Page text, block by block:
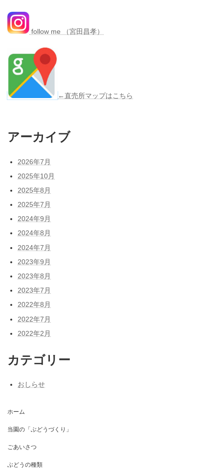
follow me （宮田昌孝）
←直売所マップはこちら
アーカイブ
2026年7月
2025年10月
2025年8月
2025年7月
2024年9月
2024年8月
2024年7月
2023年9月
2023年8月
2023年7月
2022年8月
2022年7月
2022年2月
カテゴリー
おしらせ
ホーム
当園の「ぶどうづくり」
ごあいさつ
ぶどうの種類